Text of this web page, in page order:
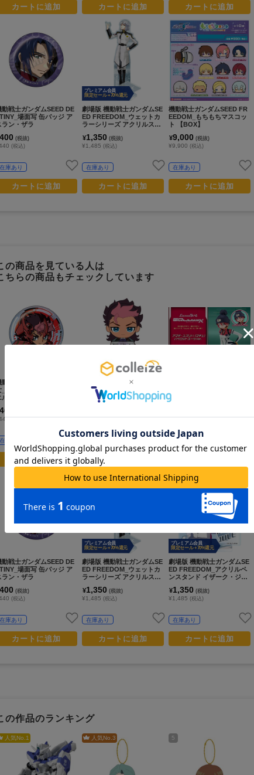
カートに追加
動戦士ガンダムSEED DE
場面写 缶バッジ ア
ラン・ザラ
400 (税抜)
(税込)
在庫あり
カートに追加
カートに追加
プレミアム会員
限定セール +70%還元
劇場版 機動戦士ガンダムSE
ED FREEDOM_ウェットカ
ラーシリーズ アクリルスタ
¥1,350 (税抜)
¥1,485(税込)
在庫あり
カートに追加
カートに追加
機動戦士ガンダムSEED FR
EEDOM_もちもちマスコッ
ト 【BOX】
¥9,000 (税抜)
¥9,900 (税込)
在庫あり
カートに追加
の商品を見ている人は
ちらの商品もチェックしています
動戦士ガンダム 水星の魔
_メカぐるみ 缶バッジ グ
ル・ジェターク
400
(税込)
在庫あり
カートに追加
動戦士ガンダムSEED DE
場面写 缶バッジ ア
ラン・ザラ
400 (税抜)
(税込)
在庫あり
カートに追加
プレミアム会員
限定セール +70%還元
機動戦士ガンダム 水星の魔
女_Chibiぬいぐるみ グエ
ル・ジェターク
¥2,420(税込)
カートに追加
プレミアム会員
限定セール +70%還元
劇場版 機動戦士ガンダムSE
ED FREEDOM_ウェットカ
ラーシリーズ アクリルスタ
¥1,350 (税抜)
¥1,485(税込)
在庫あり
カートに追加
テ・ユズリハ(マチュ) パイ
¥8,800(税込)
お取寄せ商品
プレミアム会員
限定セール +70%還元
劇場版 機動戦士ガンダムSE
ED FREEDOM_アクリルペ
ンスタンド イザーク・ジュ
¥1,350 (税抜)
¥1,485 (税込)
在庫あり
カートに追加
の作品のランキング
人気No. 1 人気No.3 5